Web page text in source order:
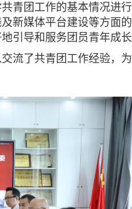
团工作的基本情况进
新媒体平台建设等方面
引导和服务团员青年成长
了共青团工作经验，